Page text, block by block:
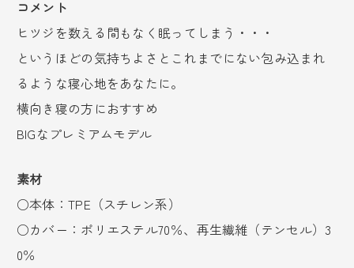
コメント
ヒツジを数える間もなく眠ってしまう・・・
というほどの気持ちよさとこれまでにない包み込まれ
るような寝心地をあなたに。
横向き寝の方におすすめ
BIGなプレミアムモデル
素材
○本体：TPE（スチレン系）
○カバー：ポリエステル70％、再生繊維（テンセル）3
0％